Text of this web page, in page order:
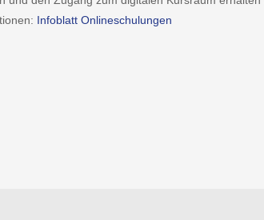
Infoblatt Onlineschulungen